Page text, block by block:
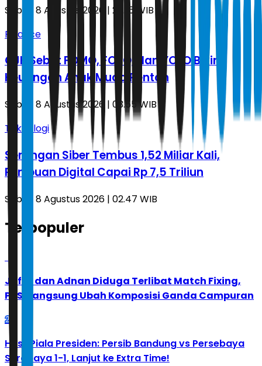
Sabtu, 8 Agustus 2026 | 20.15 WIB
Finance
OJK Sebut FOMO, FOPO, dan YOLO Bikin
Keuangan Anak Muda Rentan
Sabtu, 8 Agustus 2026 | 03.55 WIB
Teknologi
Serangan Siber Tembus 1,52 Miliar Kali,
Penipuan Digital Capai Rp 7,5 Triliun
Sabtu, 8 Agustus 2026 | 02.47 WIB
Terpopuler
Jafar dan Adnan Diduga Terlibat Match Fixing,
PBSI Langsung Ubah Komposisi Ganda Campuran
2
Hasil Piala Presiden: Persib Bandung vs Persebaya
Surabaya 1-1, Lanjut ke Extra Time!